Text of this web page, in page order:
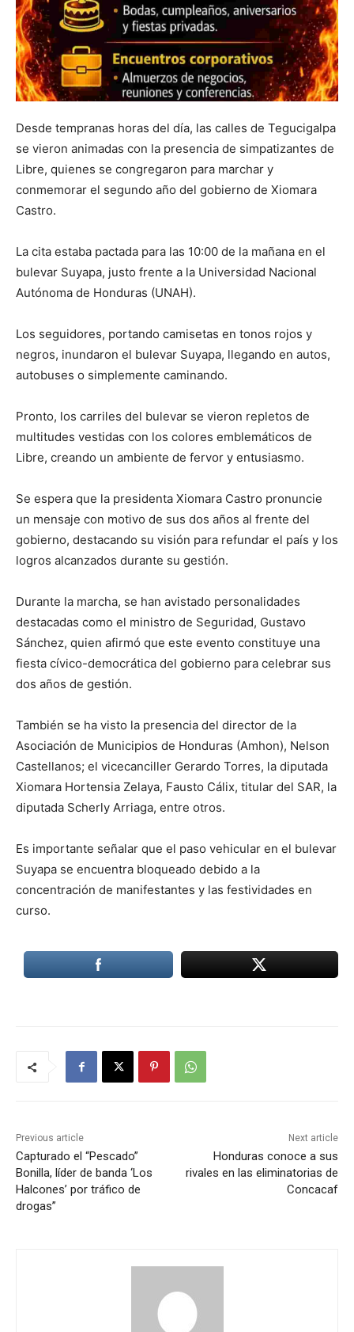
Desde tempranas horas del día, las calles de Tegucigalpa
se vieron animadas con la presencia de simpatizantes de
Libre, quienes se congregaron para marchar y
conmemorar el segundo año del gobierno de Xiomara
Castro.
La cita estaba pactada para las 10:00 de la mañana en el
bulevar Suyapa, justo frente a la Universidad Nacional
Autónoma de Honduras (UNAH).
Los seguidores, portando camisetas en tonos rojos y
negros, inundaron el bulevar Suyapa, llegando en autos,
autobuses o simplemente caminando.
Pronto, los carriles del bulevar se vieron repletos de
multitudes vestidas con los colores emblemáticos de
Libre, creando un ambiente de fervor y entusiasmo.
Se espera que la presidenta Xiomara Castro pronuncie
un mensaje con motivo de sus dos años al frente del
gobierno, destacando su visión para refundar el país y los
logros alcanzados durante su gestión.
Durante la marcha, se han avistado personalidades
destacadas como el ministro de Seguridad, Gustavo
Sánchez, quien afirmó que este evento constituye una
fiesta cívico-democrática del gobierno para celebrar sus
dos años de gestión.
También se ha visto la presencia del director de la
Asociación de Municipios de Honduras (Amhon), Nelson
Castellanos; el vicecanciller Gerardo Torres, la diputada
Xiomara Hortensia Zelaya, Fausto Cálix, titular del SAR, la
diputada Scherly Arriaga, entre otros.
Es importante señalar que el paso vehicular en el bulevar
Suyapa se encuentra bloqueado debido a la
concentración de manifestantes y las festividades en
curso.
Previous article
Capturado el “Pescado”
Bonilla, líder de banda ‘Los
Halcones’ por tráfico de
drogas”
Next article
Honduras conoce a sus
rivales en las eliminatorias de
Concacaf